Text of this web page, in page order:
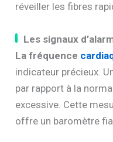
réveiller les fibres
Les signaux
La fréquence
indicateur précieux.
par rapport à la
excessive. Cette
offre un baromètre